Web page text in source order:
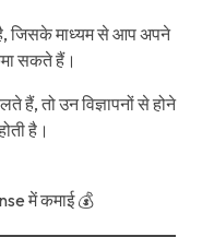
जिसके माध्यम से आप अपने
सकते हैं।
हैं, तो उन विज्ञापनों से होने
है।
में कमाई 💰